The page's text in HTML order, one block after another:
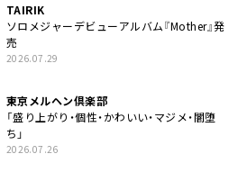
TAIRIK
ソロメジャーデビューアルバム『Mother』発
売
2026.07.29
東京メルヘン倶楽部
「盛り上がり・個性・かわいい・マジメ・闇堕
ち」
2026.07.26